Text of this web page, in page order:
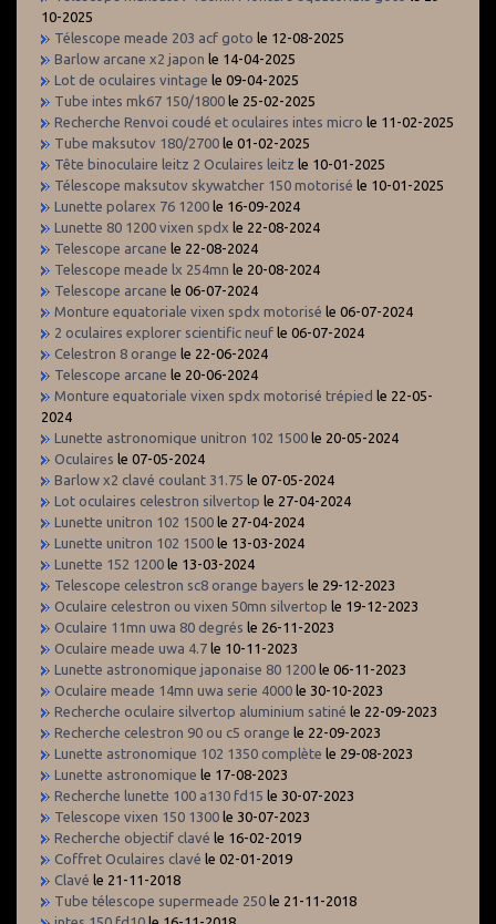
10-2025
Télescope meade 203 acf goto le 12-08-2025
Barlow arcane x2 japon le 14-04-2025
Lot de oculaires vintage le 09-04-2025
Tube intes mk67 150/1800 le 25-02-2025
Recherche Renvoi coudé et oculaires intes micro le 11-02-2025
Tube maksutov 180/2700 le 01-02-2025
Tête binoculaire leitz 2 Oculaires leitz le 10-01-2025
Télescope maksutov skywatcher 150 motorisé le 10-01-2025
Lunette polarex 76 1200 le 16-09-2024
Lunette 80 1200 vixen spdx le 22-08-2024
Telescope arcane le 22-08-2024
Telescope meade lx 254mn le 20-08-2024
Telescope arcane le 06-07-2024
Monture equatoriale vixen spdx motorisé le 06-07-2024
2 oculaires explorer scientific neuf le 06-07-2024
Celestron 8 orange le 22-06-2024
Telescope arcane le 20-06-2024
Monture equatoriale vixen spdx motorisé trépied le 22-05-
2024
Lunette astronomique unitron 102 1500 le 20-05-2024
Oculaires le 07-05-2024
Barlow x2 clavé coulant 31.75 le 07-05-2024
Lot oculaires celestron silvertop le 27-04-2024
Lunette unitron 102 1500 le 27-04-2024
Lunette unitron 102 1500 le 13-03-2024
Lunette 152 1200 le 13-03-2024
Telescope celestron sc8 orange bayers le 29-12-2023
Oculaire celestron ou vixen 50mn silvertop le 19-12-2023
Oculaire 11mn uwa 80 degrés le 26-11-2023
Oculaire meade uwa 4.7 le 10-11-2023
Lunette astronomique japonaise 80 1200 le 06-11-2023
Oculaire meade 14mn uwa serie 4000 le 30-10-2023
Recherche oculaire silvertop aluminium satiné le 22-09-2023
Recherche celestron 90 ou c5 orange le 22-09-2023
Lunette astronomique 102 1350 complète le 29-08-2023
Lunette astronomique le 17-08-2023
Recherche lunette 100 a130 fd15 le 30-07-2023
Telescope vixen 150 1300 le 30-07-2023
Recherche objectif clavé le 16-02-2019
Coffret Oculaires clavé le 02-01-2019
Clavé le 21-11-2018
Tube télescope supermeade 250 le 21-11-2018